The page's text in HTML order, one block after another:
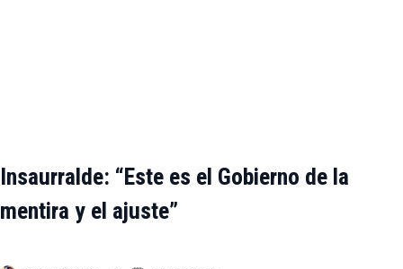
Insaurralde: “Este es el Gobierno de la
mentira y el ajuste”